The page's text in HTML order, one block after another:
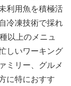
利用魚を積極活
冷凍技術で採れ
以上のメニュ
しいワーキング
ミリー、グルメ
に特におすす